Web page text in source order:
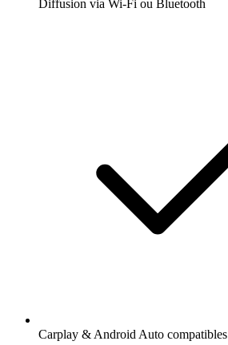
Diffusion via Wi-Fi ou Bluetooth
Carplay & Android Auto compatibles